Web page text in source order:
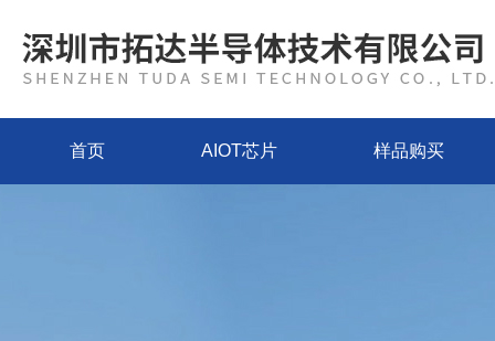
首页 AIOT芯片 样品购买